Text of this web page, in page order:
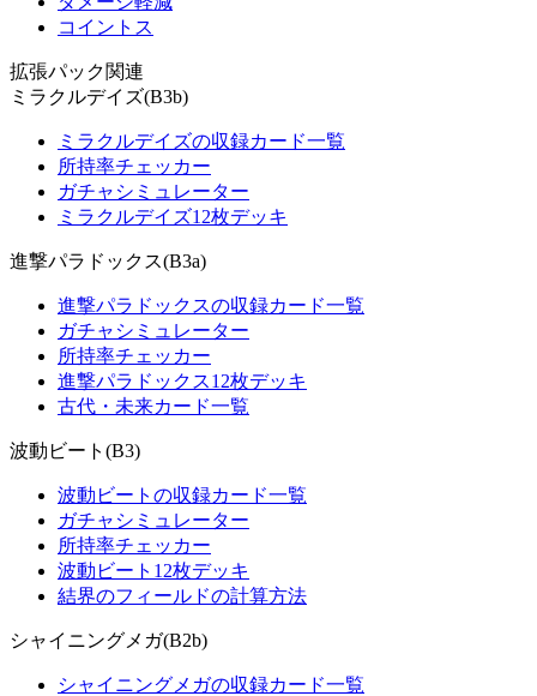
コイントス
拡張パック関連
ミラクルデイズ(B3b)
ミラクルデイズの収録カード一覧
所持率チェッカー
ガチャシミュレーター
ミラクルデイズ12枚デッキ
進撃パラドックス(B3a)
進撃パラドックスの収録カード一覧
ガチャシミュレーター
所持率チェッカー
進撃パラドックス12枚デッキ
古代・未来カード一覧
波動ビート(B3)
波動ビートの収録カード一覧
ガチャシミュレーター
所持率チェッカー
波動ビート12枚デッキ
結界のフィールドの計算方法
シャイニングメガ(B2b)
シャイニングメガの収録カード一覧